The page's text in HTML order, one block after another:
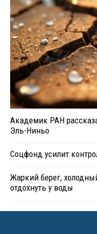
Академик РАН
Эль-Ниньо
Соцфонд усилит
Жаркий берег,
отдохнуть у воды